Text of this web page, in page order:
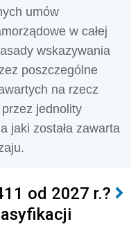
umów
w całej
wskazywania
poszczególne
na rzecz
jednolity
jaki została zawarta
od 2027 r.?